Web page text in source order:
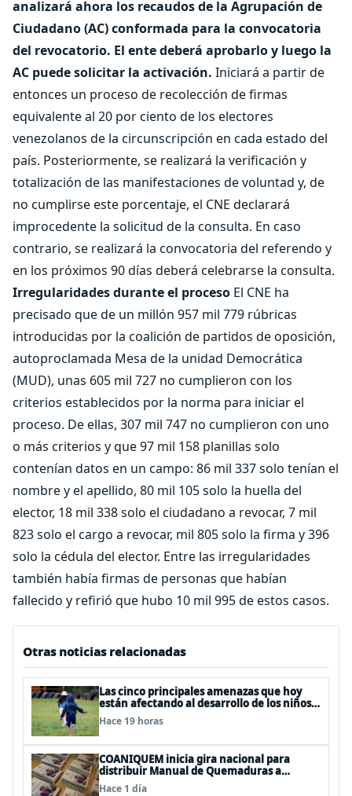
analizará ahora los recaudos de la Agrupación de
Ciudadano (AC) conformada para la convocatoria
del revocatorio. El ente deberá aprobarlo y luego la
AC puede solicitar la activación. Iniciará a partir de
entonces un proceso de recolección de firmas
equivalente al 20 por ciento de los electores
venezolanos de la circunscripción en cada estado del
país. Posteriormente, se realizará la verificación y
totalización de las manifestaciones de voluntad y, de
no cumplirse este porcentaje, el CNE declarará
improcedente la solicitud de la consulta. En caso
contrario, se realizará la convocatoria del referendo y
en los próximos 90 días deberá celebrarse la consulta.
Irregularidades durante el proceso El CNE ha
precisado que de un millón 957 mil 779 rúbricas
introducidas por la coalición de partidos de oposición,
autoproclamada Mesa de la unidad Democrática
(MUD), unas 605 mil 727 no cumplieron con los
criterios establecidos por la norma para iniciar el
proceso. De ellas, 307 mil 747 no cumplieron con uno
o más criterios y que 97 mil 158 planillas solo
contenían datos en un campo: 86 mil 337 solo tenían el
nombre y el apellido, 80 mil 105 solo la huella del
elector, 18 mil 338 solo el ciudadano a revocar, 7 mil
823 solo el cargo a revocar, mil 805 solo la firma y 396
solo la cédula del elector. Entre las irregularidades
también había firmas de personas que habían
fallecido y refirió que hubo 10 mil 995 de estos casos.
Otras noticias relacionadas
Las cinco principales amenazas que hoy
están afectando al desarrollo de los niños
en Chile
Hace 19 horas
COANIQUEM inicia gira nacional para
distribuir Manual de Quemaduras a
profesionales de la salud
Hace 1 día